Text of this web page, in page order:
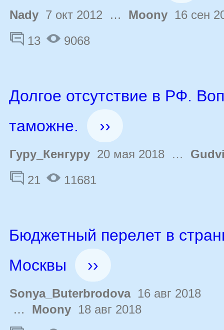
Nady 7 окт 2012 … Moony 16 сен
13
9068
Долгое отсутствие в РФ.
таможне.
››
Гуру_Кенгуру 20 мая 2018 …
21
11681
Бюджетный перелет в
Москвы
››
Sonya_Buterbrodova16 авг 2018
… Moony 18 авг 2018